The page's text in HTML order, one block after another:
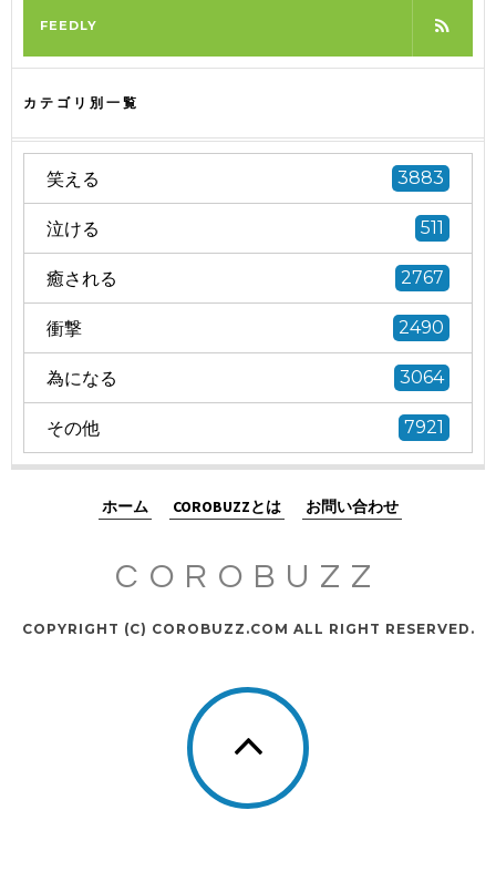
FEEDLY
カテゴリ別一覧
笑える 3883
泣ける 511
癒される 2767
衝撃 2490
為になる 3064
その他 7921
ホーム COROBUZZとは お問い合わせ
COROBUZZ
COPYRIGHT (C) COROBUZZ.COM ALL RIGHT RESERVED.